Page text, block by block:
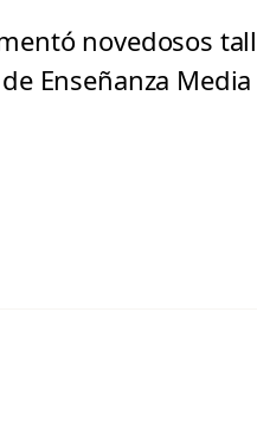
novedosos
Enseñanza